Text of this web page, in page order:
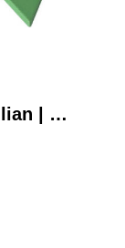
Intelligentiepuzzel Maximilian | Hout | 7 st